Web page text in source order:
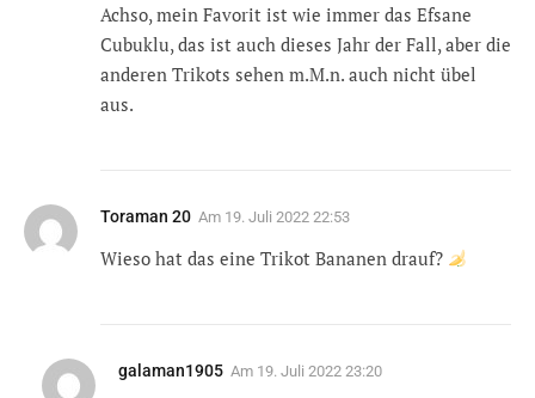
Achso, mein Favorit ist wie immer das Efsane
Cubuklu, das ist auch dieses Jahr der Fall, aber die
anderen Trikots sehen m.M.n. auch nicht übel
aus.
Toraman 20 Am 19. Juli 2022 22:53
Wieso hat das eine Trikot Bananen drauf?
galaman1905 Am 19. Juli 2022 23:20